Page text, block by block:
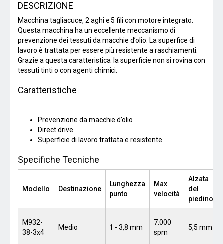
DESCRIZIONE
Macchina tagliacuce, 2 aghi e 5 fili con motore integrato.
Questa macchina ha un eccellente meccanismo di
prevenzione dei tessuti da macchie d’olio. La superfice di
lavoro è trattata per essere più resistente a raschiamenti.
Grazie a questa caratteristica, la superficie non si rovina con
tessuti tinti o con agenti chimici.
Caratteristiche
Prevenzione da macchie d’olio
Direct drive
Superficie di lavoro trattata e resistente
Specifiche Tecniche
Modello Destinazione
Lunghezza
punto
Max
velocità
Alzata
del
piedino
M932-
38-3x4
Medio 1 - 3,8 mm
7.000
spm
5,5 mm